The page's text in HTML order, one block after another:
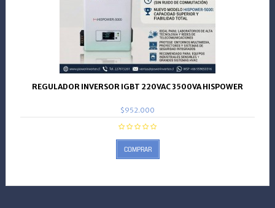
REGULADOR INVERSOR IGBT 220VAC 3500VA HISPOWER
$952.000
COMPRAR